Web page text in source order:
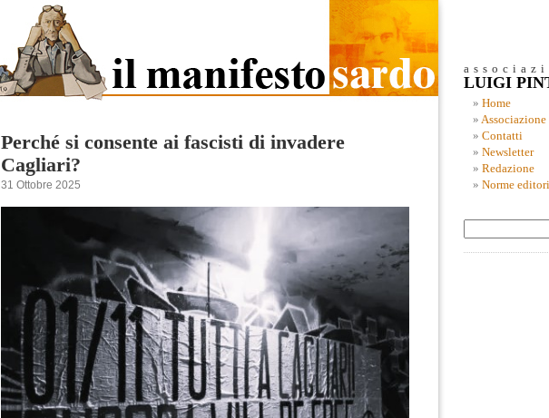
Perché si consente ai fascisti di invadere
Cagliari?
31 Ottobre 2025
LUIGI
Home
Associazione
Contatti
Newsletter
Redazione
Norme